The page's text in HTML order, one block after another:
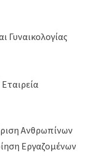
Γυναικολογίας
Ανθρωπίνων
Εργαζομένων